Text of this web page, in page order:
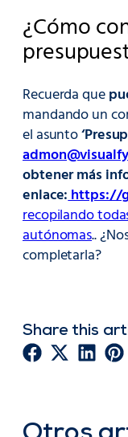
¿Cómo
Recuerda que
mandando un
el asunto
obtener más
enlace:https://
recopilando
autónomas..
completarla?
Share this